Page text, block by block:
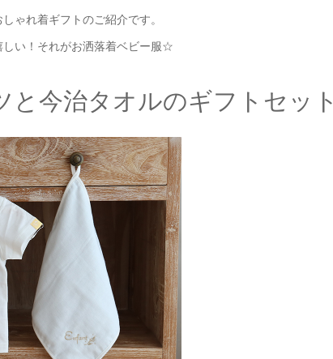
ゃれ着ギフトのご紹介です。
い！それがお洒落着ベビー服☆
と今治タオルのギフトセット